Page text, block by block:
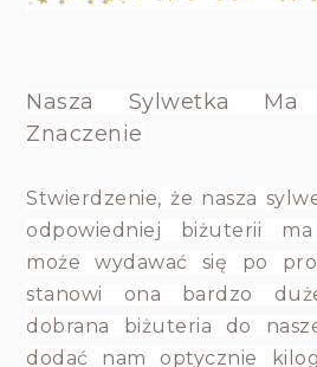
Nasza Sylwetka Ma
Znaczenie
Stwierdzenie, że nasza
odpowiedniej biżuterii
może wydawać się po
stanowi ona bardzo
dobrana biżuteria do
dodać nam optycznie